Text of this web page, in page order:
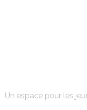
Un espace pour les